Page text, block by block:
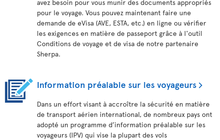
avez besoin pour vous munir des documents appropriés
pour le voyage. Vous pouvez maintenant faire une
demande de eVisa (AVE, ESTA, etc.) en ligne ou vérifier
les exigences en matière de passeport grâce à l'outil
Conditions de voyage et de visa de notre partenaire
Sherpa.
Information préalable sur les voyageurs
Dans un effort visant à accroître la sécurité en matière
de transport aérien international, de nombreux pays ont
adopté un programme d’information préalable sur les
voyageurs (IPV) qui vise la plupart des vols